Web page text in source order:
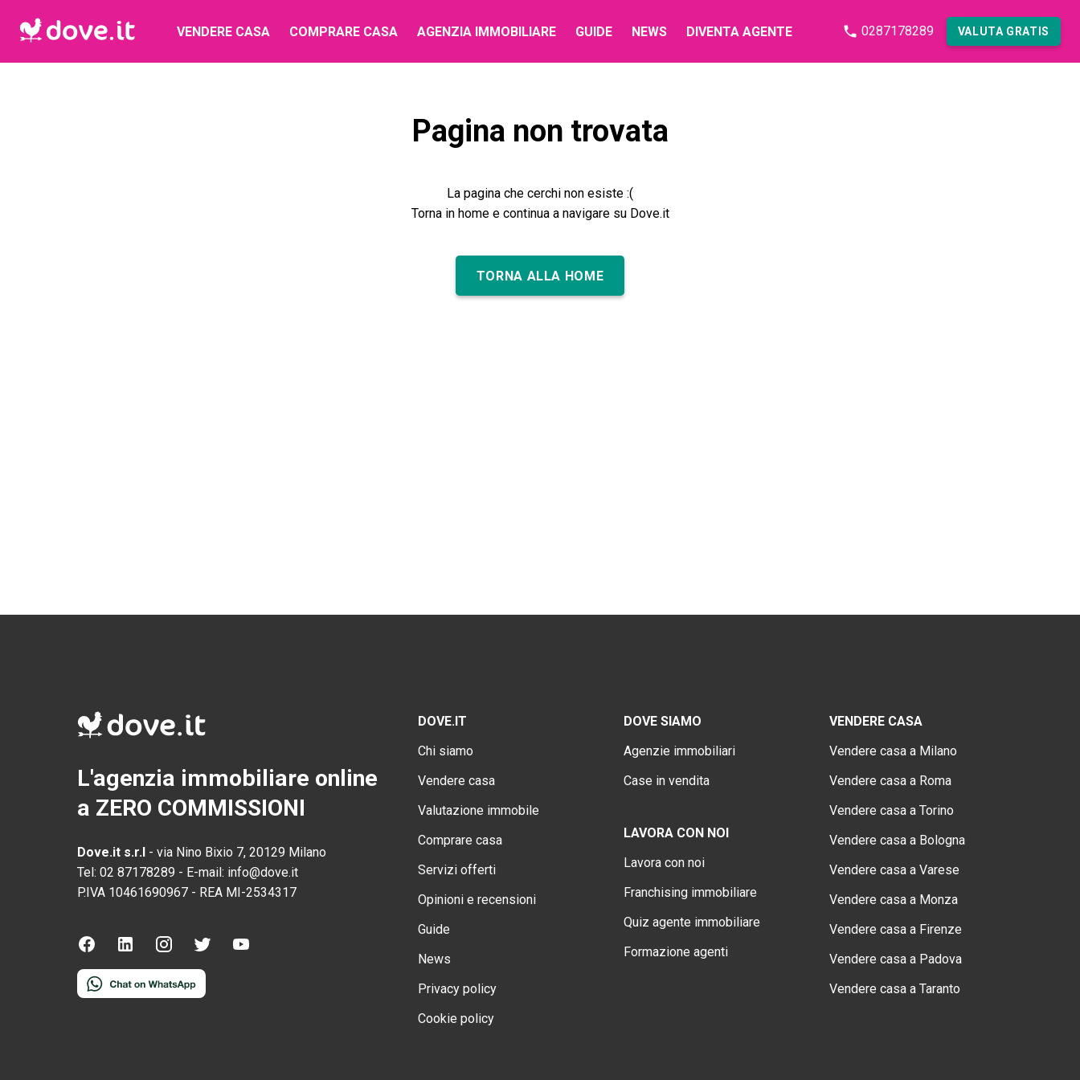
VENDERE CASA COMPRARE CASA AGENZIA IMMOBILIARE GUIDE NEWS DIVENTA AGENTE 0287178289 VALUTA GRATIS
Pagina non trovata
La pagina che cerchi non esiste :(
Torna in home e continua a navigare su Dove.it
TORNA ALLA HOME
L'agenzia immobiliare online
a ZERO COMMISSIONI
Dove.it s.r.l - via Nino Bixio 7, 20129 Milano
Tel: 02 87178289 - E-mail: info@dove.it
P.IVA 10461690967 - REA MI-2534317
DOVE.IT
Chi siamo
Vendere casa
Valutazione immobile
Comprare casa
Servizi offerti
Opinioni e recensioni
Guide
News
Privacy policy
Cookie policy
DOVE SIAMO
Agenzie immobiliari
Case in vendita
LAVORA CON NOI
Lavora con noi
Franchising immobiliare
Quiz agente immobiliare
Formazione agenti
VENDERE CASA
Vendere casa a Milano
Vendere casa a Roma
Vendere casa a Torino
Vendere casa a Bologna
Vendere casa a Varese
Vendere casa a Monza
Vendere casa a Firenze
Vendere casa a Padova
Vendere casa a Taranto